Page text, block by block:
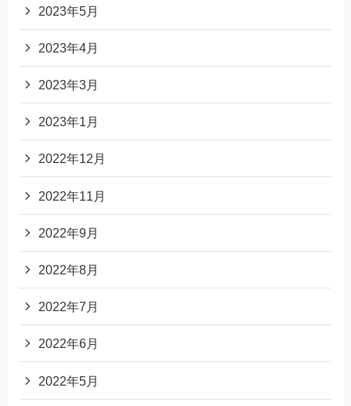
2023年5月
2023年4月
2023年3月
2023年1月
2022年12月
2022年11月
2022年9月
2022年8月
2022年7月
2022年6月
2022年5月